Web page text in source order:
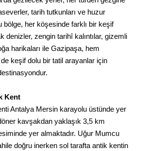
tarih tutkunları ve huzur
bölge, her köşesinde farklı bir keşif
denizler, zengin tarihî kalıntılar, gizemli
harikaları ile Gazipaşa, hem
keşif dolu bir tatil arayanlar için
Kent
Antalya Mersin karayolu üstünde yer
kavşakdan yaklaşık 3,5 km
yer almaktadır. Uğur Mumcu
doğru inerken sol tarafta antik kentin